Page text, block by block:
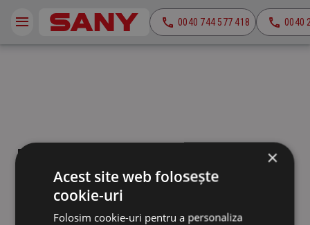
0040 744 577 418 0040
Excavatoare pentru demolare ×
Acest site web folosește
cookie-uri
Folosim cookie-uri pentru a personaliza